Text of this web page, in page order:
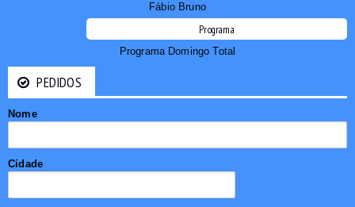
Fábio Bruno
Programa
Programa Domingo Total
PEDIDOS
Nome
Cidade